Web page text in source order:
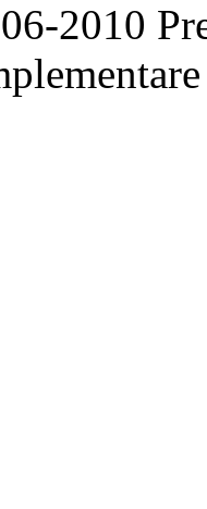
2010